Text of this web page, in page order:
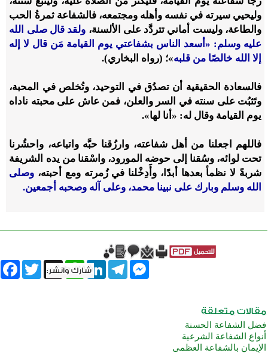
وليحيي سيرته في نفسه وأهله ومجتمعه، فالشفاعة ثمرةُ الحب
والطاعة، وليست أماني تتردَّد على الألسنة، ولقد قال صلى الله
عليه وسلم: «أسعد الناس بشفاعتي يوم القيامة مَن قال لا إله
إلا الله خالصًا من قلبه»؛ (رواه البخاري).
فالسعادة الحقيقية أن تصدُق في التوحيد، وتُخلص في المحبة،
وتَثبُت على سنته في السر والعلن، فمن عاش على محبته ناداه
يوم القيامة وقال له: «أنا لها».
فاللهم اجعلنا من أهل شفاعته، وارزُقنا حبَّه واتباعه، واحشُرنا
تحت لوائه، وسُقنا إلى حوضه المورود، واسْقنا من يده الشريفة
شربةً لا نظمأ بعدها أبدًا، وأَدِخْلنا في زُمرته ومع أحبته، وصلى
الله وسلم وبارك على نبينا محمد، وعلى آله وصحبه أجمعين.
Twitter X
WhatsAppLinkedInTelegram
Messenger
فضل الشفاعة الحسنة
أنواع الشفاعة الشرعية
الإيمان بالشفاعة العظمى